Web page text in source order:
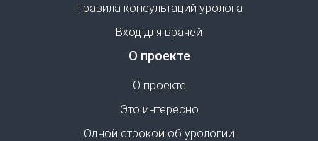
Правила консультаций уролога
Вход для врачей
О проекте
О проекте
Это интересно
Одной строкой об урологии